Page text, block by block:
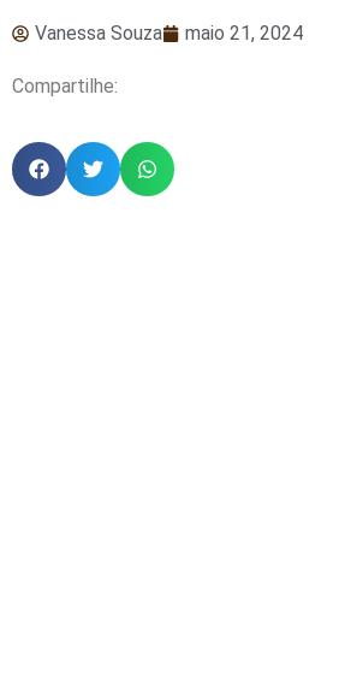
Vanessa Souza maio 21, 2024
Compartilhe: